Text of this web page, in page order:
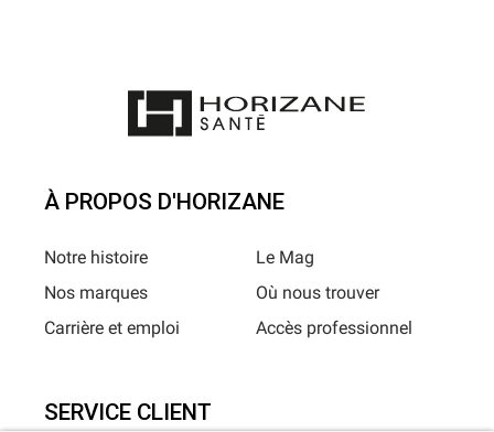
À PROPOS D'HORIZANE
Notre histoire
Nos marques
Carrière et emploi
Le Mag
Où nous trouver
Accès professionnel
SERVICE CLIENT